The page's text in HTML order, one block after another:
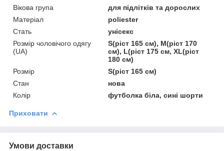
Вікова група
для підлітків та дорослих
Матеріал
poliester
Стать
унісекс
Розмір чоловічого одягу
(UA)
S(ріст 165 см), M(ріст 170
см), L(ріст 175 см, XL(ріст
180 см)
Розмір
S(ріст 165 см)
Стан
нова
Колір
футболка біла, сині шорти
Приховати
Умови доставки